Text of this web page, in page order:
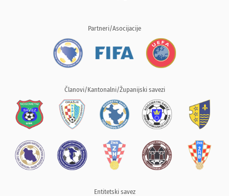
Partneri/Asocijacije
Članovi/Kantonalni/Županijski savezi
Entitetski savez